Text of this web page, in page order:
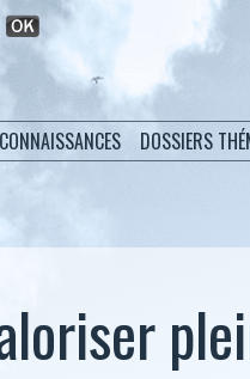
DOSSIERS